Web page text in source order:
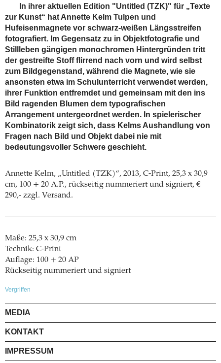
In ihrer aktuellen Edition "Untitled (TZK)" für „Texte
zur Kunst“ hat Annette Kelm Tulpen und
Hufeisenmagnete vor schwarz-weißen Längsstreifen
fotografiert. Im Gegensatz zu in Objektfotografie und
Stillleben gängigen monochromen Hintergründen tritt
der gestreifte Stoff flirrend nach vorn und wird selbst
zum Bildgegenstand, während die Magnete, wie sie
ansonsten etwa im Schulunterricht verwendet werden,
ihrer Funktion entfremdet und gemeinsam mit den ins
Bild ragenden Blumen dem typografischen
Arrangement untergeordnet werden. In spielerischer
Kombinatorik zeigt sich, dass Kelms Aushandlung von
Fragen nach Bild und Objekt dabei nie mit
bedeutungsvoller Schwere geschieht.
Annette Kelm, „Untitled (TZK)“, 2013, C-Print, 25,3 x 30,9
cm, 100 + 20 A.P., rückseitig nummeriert und signiert, €
290,- zzgl. Versand.
Maße: 25,3 x 30,9 cm
Technik: C-Print
Auflage: 100 + 20 AP
Rückseitig nummeriert und signiert
Vergriffen
MEDIA
KONTAKT
IMPRESSUM